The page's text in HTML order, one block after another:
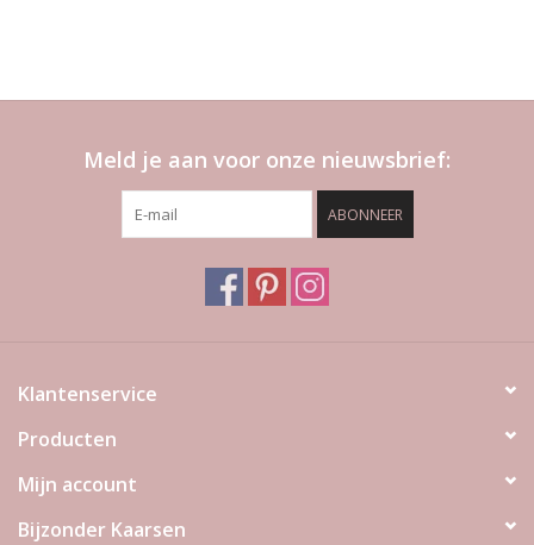
Meld je aan voor onze nieuwsbrief:
ABONNEER
Klantenservice
Producten
Mijn account
Bijzonder Kaarsen